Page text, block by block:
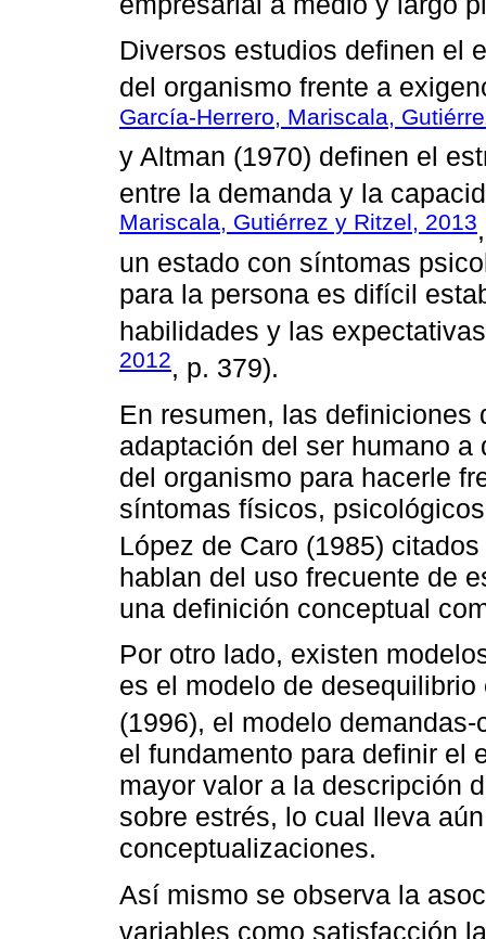
Diversos estudios definen el
del organismo frente a
García-Herrero, Mariscala,
y Altman (1970) definen el
entre la demanda y la
Mariscala, Gutiérrez y Ritzel, 2013
un estado con síntomas
para la persona es difícil
habilidades y las
2012, p. 379).
En resumen, las definiciones
adaptación del ser humano
del organismo para hacerle
síntomas físicos,
López de Caro (1985)
hablan del uso frecuente de
una definición conceptual
Por otro lado, existen
es el modelo de
(1996), el modelo
el fundamento para definir el
mayor valor a la descripción
sobre estrés, lo cual lleva
conceptualizaciones.
Así mismo se observa la
variables como satisfacción